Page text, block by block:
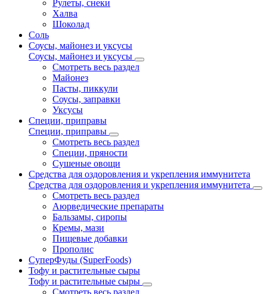
Рулеты, снеки
Халва
Шоколад
Соль
Соусы, майонез и уксусы
Соусы, майонез и уксусы
Смотреть весь раздел
Майонез
Пасты, пиккули
Соусы, заправки
Уксусы
Специи, приправы
Специи, приправы
Смотреть весь раздел
Специи, пряности
Сушеные овощи
Средства для оздоровления и укрепления иммунитета
Средства для оздоровления и укрепления иммунитета
Смотреть весь раздел
Аюрведические препараты
Бальзамы, сиропы
Кремы, мази
Пищевые добавки
Прополис
СуперФуды (SuperFoods)
Тофу и растительные сыры
Тофу и растительные сыры
Смотреть весь раздел